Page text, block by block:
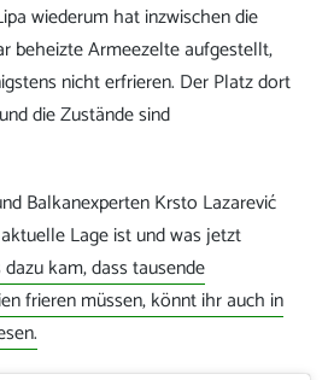
wiederum hat inzwischen die
beheizte Armeezelte aufgestellt,
nicht erfrieren. Der Platz dort
die Zustände sind
Balkanexperten Krsto Lazarević
Lage ist und was jetzt
kam, dass tausende
frieren müssen, könnt ihr auch in